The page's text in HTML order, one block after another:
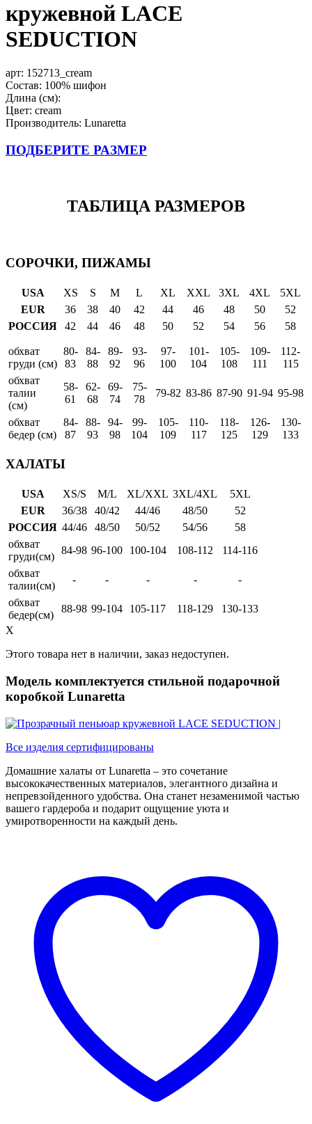
кружевной LACE
SEDUCTION
арт: 152713_cream
Состав: 100% шифон
Длина (см):
Цвет: cream
Производитель: Lunaretta
ПОДБЕРИТЕ РАЗМЕР
ТАБЛИЦА РАЗМЕРОВ
СОРОЧКИ, ПИЖАМЫ
USA XS S M L XL XXL 3XL 4XL
5XL
EUR
36 38 40 42 44 46 48 50
52
РОССИЯ
42 44 46 48 50 52 54 56 58
обхват
груди (см)
80-
83
84-
88
89-
92
93-
96
97-
100
101-
104
105-
108
109-
111
112-
115
обхват
талии
(см)
58-
61
62-
68
69-
74
75-
78
79-82 83-86 87-90 91-94 95-98
обхват
бедер (см)
84-
87
88-
93
94-
98
99-
104
105-
109
110-
117
118-
125
126-
129
130-
133
ХАЛАТЫ
USA XS/S M/L XL/XXL 3XL/4XL
5XL
EUR
36/38 40/42 44/46 48/50
52
РОССИЯ 44/46 48/50 50/52 54/56
58
обхват
груди(см)
84-98 96-100 100-104 108-112
114-116
обхват
талии(см)
- - - -
-
обхват
бедер(см)
88-98 99-104 105-117 118-129
130-133
X
Этого товара нет в наличии, заказ недоступен.
Модель комплектуется стильной подарочной
коробкой Lunaretta
Все изделия сертифицированы
Домашние халаты от Lunaretta – это сочетание
высококачественных материалов, элегантного дизайна и
непревзойденного удобства. Она станет незаменимой частью
вашего гардероба и подарит ощущение уюта и
умиротворенности на каждый день.